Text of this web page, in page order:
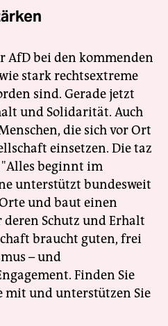
AfD bei den kommenden
stark rechtsextreme
sind. Gerade jetzt
und Solidarität. Auch
die sich vor Ort
einsetzen. Die taz
beginnt im
unterstützt bundesweit
und baut einen
Schutz und Erhalt
braucht guten, frei
– und
Finden Sie
mit und unterstützen Sie